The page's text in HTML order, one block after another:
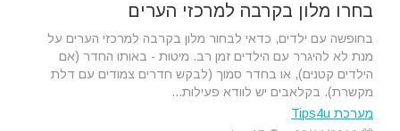
בחרו מלון בקרבה למרכזי הערים
בחופשה עם ילדים, כדאי לבחור מלון בקרבה למרכזי הערים על
מנת לא להיגרר עם הילדים זמן רב. מיטות - באותו החדר (אם
הילדים קטנים), או בחדר סמוך (לבקש חדרים צמודים עם דלת
מקשרת). בקלאבים יש לוודא פעילות...
מערכת Tips4u